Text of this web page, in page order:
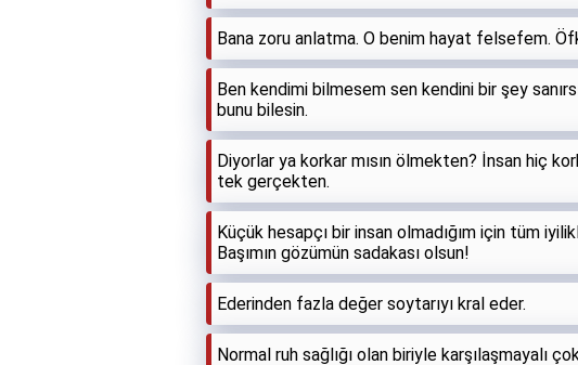
Bana zoru anlatma. O benim hayat felsefem.
Ben kendimi bilmesem sen kendini bir şey
bunu bilesin.
Diyorlar ya korkar mısın ölmekten? İnsan hiç
tek gerçekten.
Küçük hesapçı bir insan olmadığım için tüm
Başımın gözümün sadakası olsun!
Ederinden fazla değer soytarıyı kral eder.
Normal ruh sağlığı olan biriyle karşılaşmayalı